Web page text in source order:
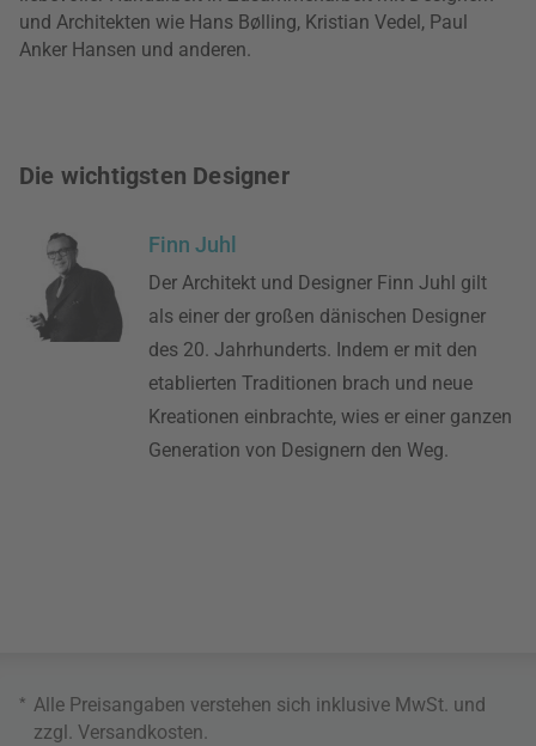
und Architekten wie Hans Bølling, Kristian Vedel, Paul
Anker Hansen und anderen.
Die wichtigsten Designer
Finn Juhl
Der Architekt und Designer Finn Juhl gilt
als einer der großen dänischen Designer
des 20. Jahrhunderts. Indem er mit den
etablierten Traditionen brach und neue
Kreationen einbrachte, wies er einer ganzen
Generation von Designern den Weg.
* Alle Preisangaben verstehen sich inklusive MwSt. und
zzgl. Versandkosten.